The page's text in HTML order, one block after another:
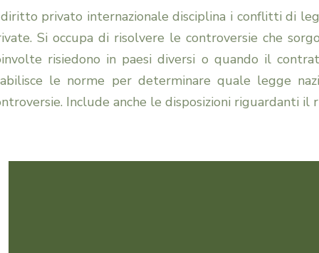
privato internazionale disciplina i conflitti di
Si occupa di risolvere le controversie che
risiedono in paesi diversi o quando il
le norme per determinare quale legge
Include anche le disposizioni riguardanti